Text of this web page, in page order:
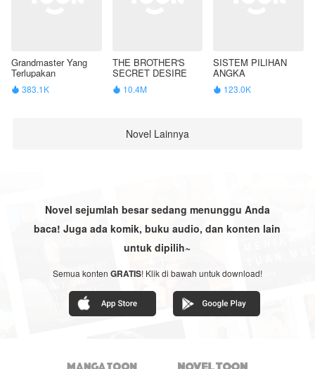
Grandmaster Yang
Terlupakan
 383.1K
THE BROTHER'S
SECRET DESIRE
 10.4M
SISTEM PILIHAN
ANGKA
 123.0K
Novel Lainnya
Novel sejumlah besar sedang menunggu Anda
baca! Juga ada komik, buku audio, dan konten lain
untuk dipilih~
Semua konten GRATIS! Klik di bawah untuk download!